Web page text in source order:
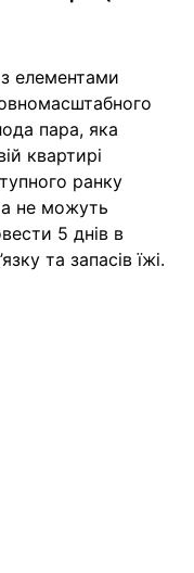
елементами
пара, яка
квартирі
ранку
не можуть
5 днів в
та запасів їжі.